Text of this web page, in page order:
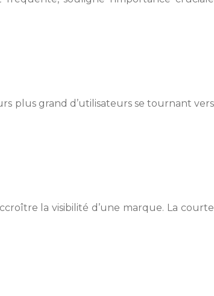
plus grand d’utilisateurs se tournant vers
la visibilité d’une marque. La courte